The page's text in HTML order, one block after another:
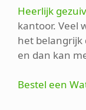
Heerlijk
kantoor. Veel
het belangrijk
en dan kan
Bestel een